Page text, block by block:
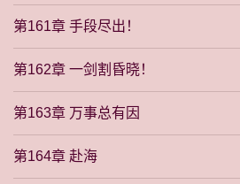
第161章 手段尽出！
第162章 一剑割昏晓！
第163章 万事总有因
第164章 赴海